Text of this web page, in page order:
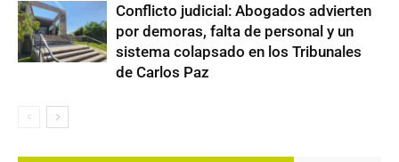
Conflicto judicial: Abogados advierten
por demoras, falta de personal y un
sistema colapsado en los Tribunales
de Carlos Paz